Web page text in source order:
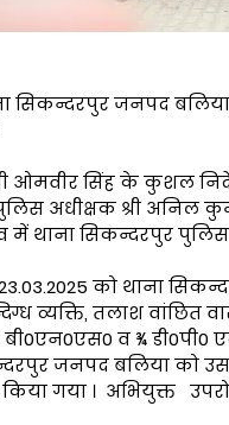
सिकन्दरपुर जनपद बलिया
ओमवीर सिंह के कुशल
अधीक्षक श्री अनिल
थाना सिकन्दरपुर
को थाना
व्यक्ति, तलाश वांछित
व ¾ डी0पी0
जनपद बलिया को
गया । अभियुक्त